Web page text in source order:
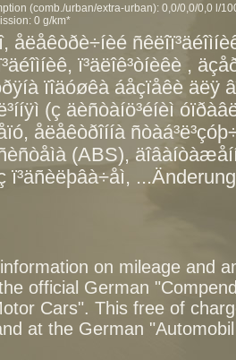
(comb./urban/extra-urban): 0,0/0,0/0,0 l/
0 g/km*
åëåêòðè÷íèé
ï³äëîê³òíèêè ,
ïîäóøêà áåçïåêè äëÿ
(ç äèñòàíö³éíèì
åëåêòðîííà
(ABS),
ï³äñèëþâà÷åì,
on mileage and
official German
Cars". This free of
at the German